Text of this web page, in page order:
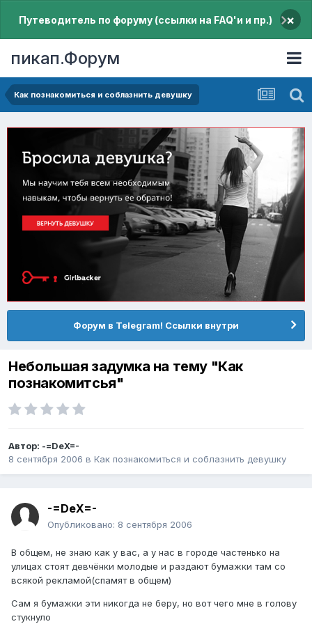
Путеводитель по форуму (ссылки на FAQ'и и пр.) ×
пикап.Форум
Как познакомиться и соблазнить девушку
Форум в Telegram! Ссылки внутри
Небольшая задумка на тему "Как
познакомитсья"
Автор: -=DeX=-
8 сентября 2006 в Как познакомиться и соблазнить девушку
-=DeX=-
Опубликовано: 8 сентября 2006
В общем, не знаю как у вас, а у нас в городе частенько на
улицах стоят девчёнки молодые и раздают бумажки там со
всякой рекламой(спамят в общем)
Сам я бумажки эти никогда не беру, но вот чего мне в голову
стукнуло